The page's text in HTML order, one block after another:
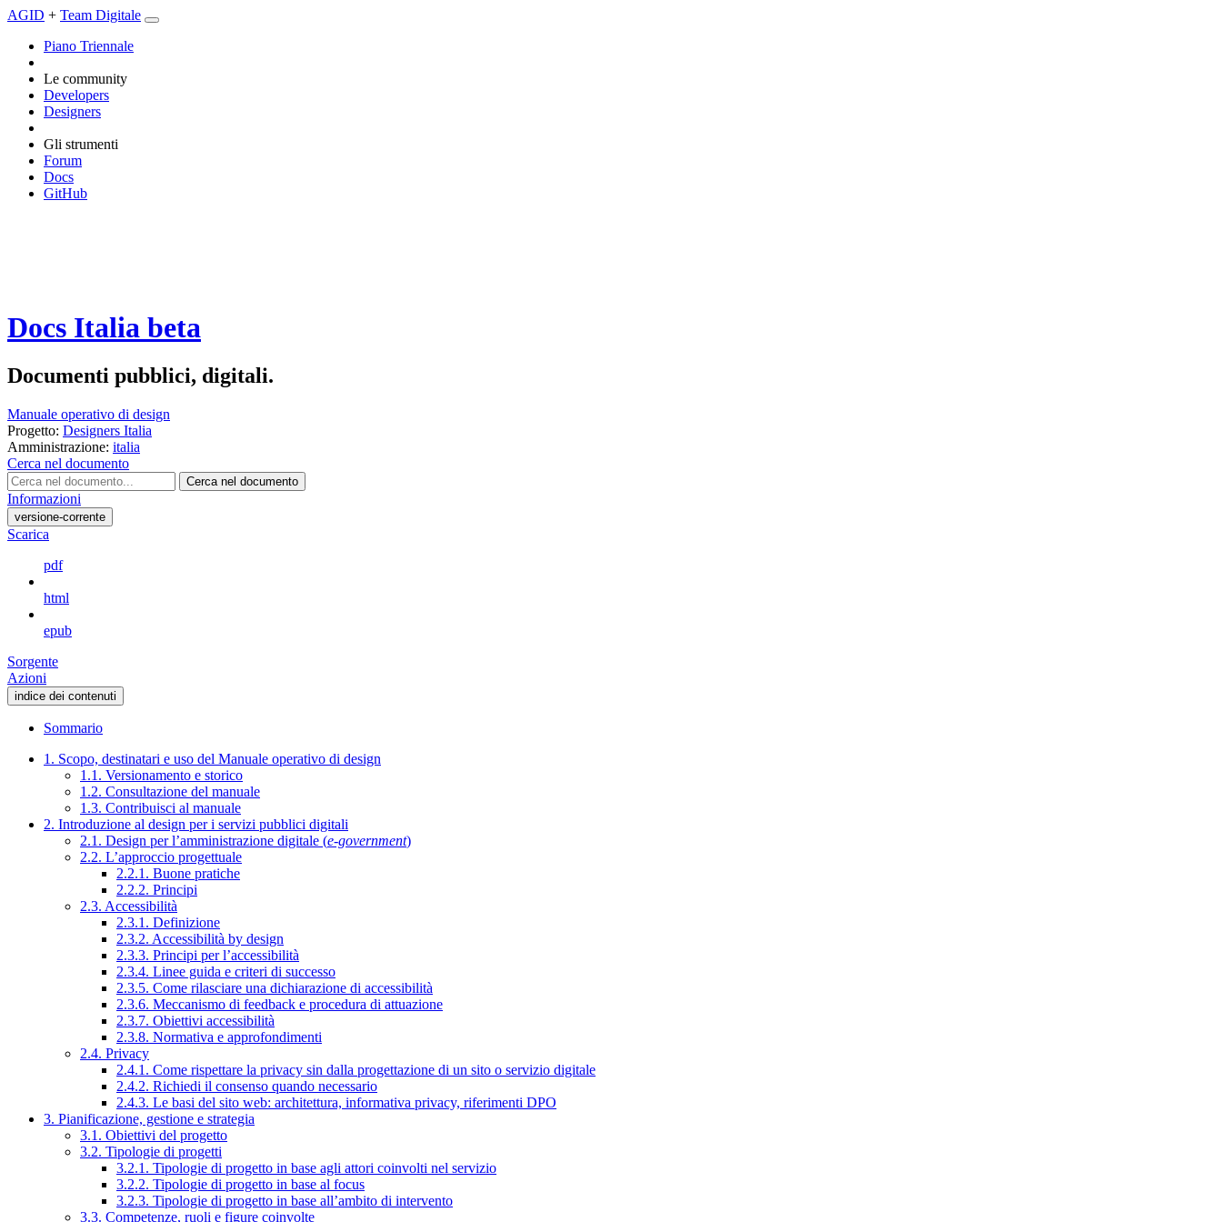
AGID + Team Digitale
Piano Triennale
Le community
Developers
Designers
Gli strumenti
Forum
Docs
GitHub
Docs Italia beta
Documenti pubblici, digitali.
Manuale operativo di design
Progetto: Designers Italia
Amministrazione: italia
Cerca nel documento
Cerca nel documento
Informazioni
versione-corrente
Scarica
pdf
html
epub
Sorgente
Azioni
indice dei contenuti
Sommario
1. Scopo, destinatari e uso del Manuale operativo di design
1.1. Versionamento e storico
1.2. Consultazione del manuale
1.3. Contribuisci al manuale
2. Introduzione al design per i servizi pubblici digitali
2.1. Design per l’amministrazione digitale (e-government)
2.2. L’approccio progettuale
2.2.1. Buone pratiche
2.2.2. Principi
2.3. Accessibilità
2.3.1. Definizione
2.3.2. Accessibilità by design
2.3.3. Principi per l’accessibilità
2.3.4. Linee guida e criteri di successo
2.3.5. Come rilasciare una dichiarazione di accessibilità
2.3.6. Meccanismo di feedback e procedura di attuazione
2.3.7. Obiettivi accessibilità
2.3.8. Normativa e approfondimenti
2.4. Privacy
2.4.1. Come rispettare la privacy sin dalla progettazione di un sito o servizio digitale
2.4.2. Richiedi il consenso quando necessario
2.4.3. Le basi del sito web: architettura, informativa privacy, riferimenti DPO
3. Pianificazione, gestione e strategia
3.1. Obiettivi del progetto
3.2. Tipologie di progetti
3.2.1. Tipologie di progetto in base agli attori coinvolti nel servizio
3.2.2. Tipologie di progetto in base al focus
3.2.3. Tipologie di progetto in base all’ambito di intervento
3.3. Competenze, ruoli e figure coinvolte